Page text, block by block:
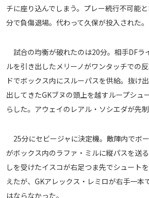
運営会社
ご利用にあたって
プライバシーポリシー
© AbemaTV. Inc. All Rights Reserved.
チに座り込んでしまう。プレー続行不可能
分で負傷退場。代わって久保が投入された。
試合の均衡が破れたのは20分。相手DFラ
ルを引き出したメリーノがワンタッチでの
ドでボックス内にスルーパスを供給。抜け
出してきたGKブヌの頭上を越すループシュ
らした。アウェイのレアル・ソシエダが先制
25分にセビージャに決定機。敵陣内でボ
がボックス内のラファ・ミルに縦パスを送
しを受けたイスコが右足つま先でシュート
えたが、GKアレックス・レミロが右手一本
はならなかった。